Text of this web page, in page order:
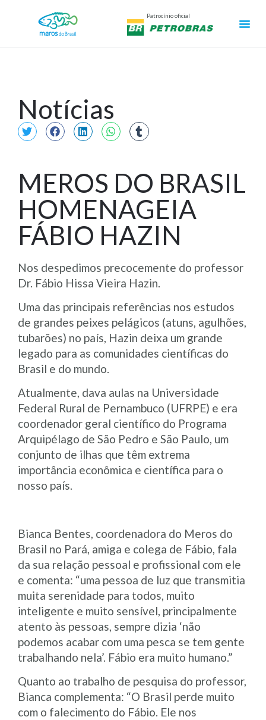
Patrocínio oficial
Notícias
MEROS DO BRASIL
HOMENAGEIA
FÁBIO HAZIN
Nos despedimos precocemente do professor
Dr. Fábio Hissa Vieira Hazin.
Uma das principais referências nos estudos
de grandes peixes pelágicos (atuns, agulhões,
tubarões) no país, Hazin deixa um grande
legado para as comunidades científicas do
Brasil e do mundo.
Atualmente, dava aulas na Universidade
Federal Rural de Pernambuco (UFRPE) e era
coordenador geral científico do Programa
Arquipélago de São Pedro e São Paulo, um
conjunto de ilhas que têm extrema
importância econômica e científica para o
nosso país.
Bianca Bentes, coordenadora do Meros do
Brasil no Pará, amiga e colega de Fábio, fala
da sua relação pessoal e profissional com ele
e comenta: “uma pessoa de luz que transmitia
muita serenidade para todos, muito
inteligente e muito sensível, principalmente
atento às pessoas, sempre dizia ‘não
podemos acabar com uma pesca se tem gente
trabalhando nela’. Fábio era muito humano.”
Quanto ao trabalho de pesquisa do professor,
Bianca complementa: “O Brasil perde muito
com o falecimento do Fábio. Ele nos